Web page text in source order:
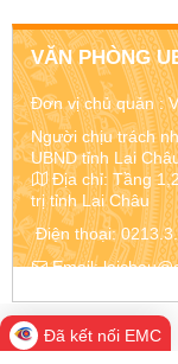
VĂN PHÒNG
Đơn vị chủ quản :
Người chịu trách
UBND tỉnh Lai
Địa chỉ: Tầng
trị tỉnh Lai Châu
Điện thoại:
Email:
Đã kết nối EMC